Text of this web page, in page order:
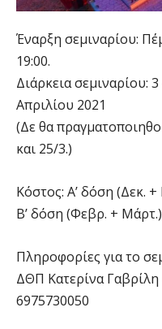
Έναρξη σεμιναρίου:
19:00.
Διάρκεια σεμιναρίου:
Απριλίου 2021
(Δε θα
και 25/3.)
Κόστος: Α’ δόση (Δεκ.
Β’ δόση (Φεβρ. +
Πληροφορίες για το
ΔΘΠ Κατερίνα
6975730050